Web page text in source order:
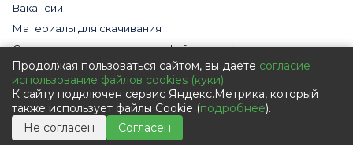
Вакансии
Материалы для скачивания
Cогласие на использование файлов cookies
Обработка персональных данных с помощью сервиса
«Яндекс.Метрика»
Политика в отношении обработки персональных данных
Пользовательское соглашение
Согласие на обработку персональных данных
Продолжая пользоваться сайтом, вы даете согласие
использование файлов cookies (куки)
К сайту подключен сервис Яндекс.Метрика, который
также использует файлы Cookie (подробнее).
Не согласен
Согласен